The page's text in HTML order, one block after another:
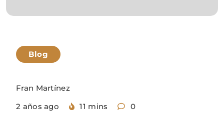
Blog
Fran Martínez
2 años ago
11 mins 0